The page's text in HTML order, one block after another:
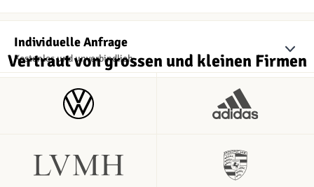
Individuelle Anfrage
Kostenlos und unverbindlich
Vertraut von grossen und kleinen Firmen